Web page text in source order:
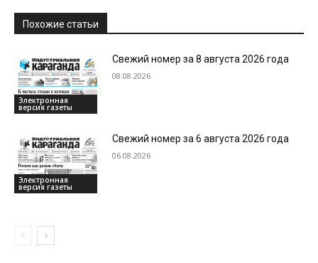
Похожие статьи
Электронная
версия газеты
Свежий номер за 8 августа 2026 года
08.08.2026
Электронная
версия газеты
Свежий номер за 6 августа 2026 года
06.08.2026